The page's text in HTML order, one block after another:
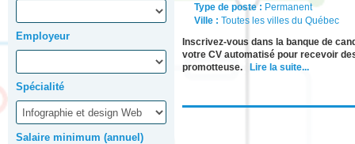
Employeur
Spécialité
Salaire minimum (annuel)
Type de poste : Permanent
Ville : Toutes les villes du Québec
Inscrivez-vous dans la banque de
votre CV automatisé pour recevoir
promotteuse.
Lire la suite...